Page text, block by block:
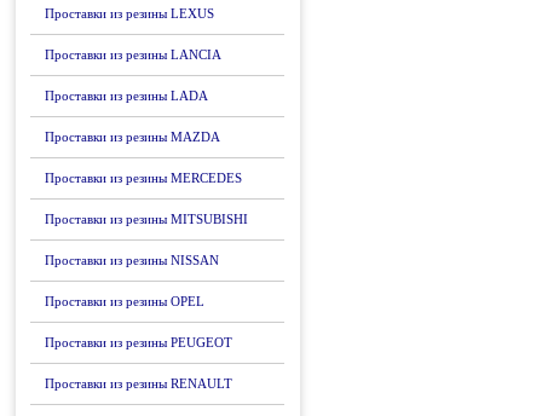
Проставки из резины LEXUS
Проставки из резины LANCIA
Проставки из резины LADA
Проставки из резины MAZDA
Проставки из резины MERCEDES
Проставки из резины MITSUBISHI
Проставки из резины NISSAN
Проставки из резины OPEL
Проставки из резины PEUGEOT
Проставки из резины RENAULT